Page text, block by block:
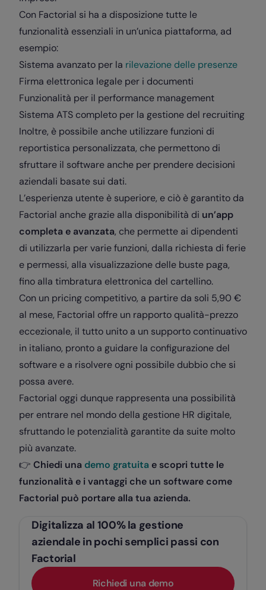
Con Factorial si ha a disposizione tutte le
funzionalità essenziali in un’unica piattaforma, ad
esempio:
Sistema avanzato per la rilevazione delle presenze
Firma elettronica legale per i documenti
Funzionalità per il performance management
Sistema ATS completo per la gestione del recruiting
Inoltre, è possibile anche utilizzare funzioni di
reportistica personalizzata, che permettono di
sfruttare il software anche per prendere decisioni
aziendali basate sui dati.
L’esperienza utente è superiore, e ciò è garantito da
Factorial anche grazie alla disponibilità di un’app
completa e avanzata, che permette ai dipendenti
di utilizzarla per varie funzioni, dalla richiesta di ferie
e permessi, alla visualizzazione delle buste paga,
fino alla timbratura elettronica del cartellino.
Con un pricing competitivo, a partire da soli 5,90 €
al mese, Factorial offre un rapporto qualità-prezzo
eccezionale, il tutto unito a un supporto continuativo
in italiano, pronto a guidare la configurazione del
software e a risolvere ogni possibile dubbio che si
possa avere.
Factorial oggi dunque rappresenta una possibilità
per entrare nel mondo della gestione HR digitale,
sfruttando le potenzialità garantite da suite molto
più avanzate.
👉 Chiedi una demo gratuita e scopri tutte le
funzionalità e i vantaggi che un software come
Factorial può portare alla tua azienda.
Digitalizza al 100% la gestione
aziendale in pochi semplici passi con
Factorial
Richiedi una demo